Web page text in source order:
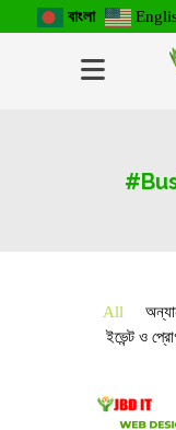
বাংলা
All
ইভেন্ট ও